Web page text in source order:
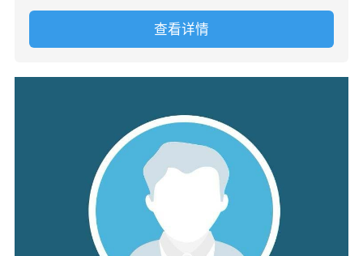
查看详情